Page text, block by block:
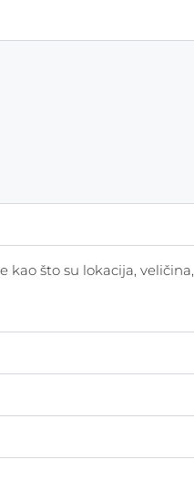
što su lokacija, veličina,